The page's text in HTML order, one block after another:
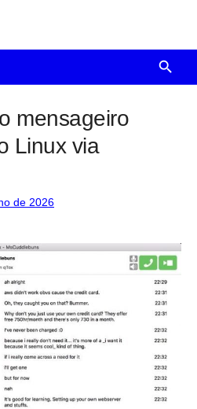
mensageiro
Linux via
de 2026